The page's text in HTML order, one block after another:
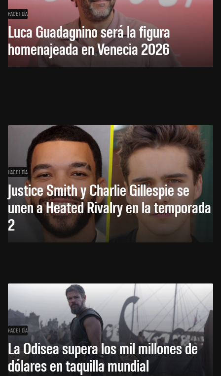
HACE 1 DÍA
Luca Guadagnino será la figura
homenajeada en Venecia 2026
HACE 1 DÍA
Justice Smith y Charlie Gillespie se
unen a Heated Rivalry en la temporada
2
HACE 1 DÍA
La Odisea supera los mil millones de
dólares en taquilla mundial